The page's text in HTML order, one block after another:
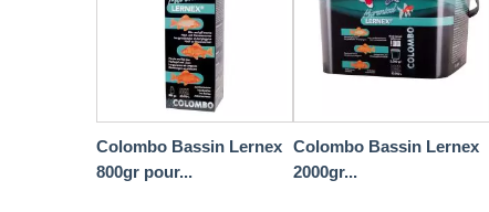
Colombo Bassin Lernex
800gr pour...
Colombo Bassin Lernex
2000gr...